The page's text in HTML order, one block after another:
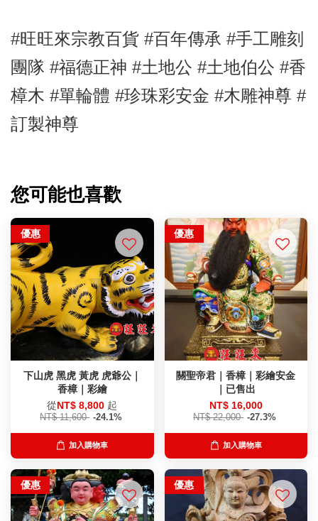
#旺旺來宗教百貨 #百年傳承 #手工雕刻
團隊 #福德正神 #土地公 #土地伯公 #香
樟木 #單輪體 #珍珠彩安金 #木雕神尊 #
訂製神尊
您可能也喜歡
優惠
下山虎 黑虎 黃虎 虎爺公｜
香樟｜彩繪
從NT$ 8,800 起
NT$ 11,600 -24.1%
加入購物車
優惠
關聖帝君｜香樟｜彩繪安金
｜已售出
NT$ 16,000
NT$ 22,000 -27.3%
加入購物車
優惠 優惠